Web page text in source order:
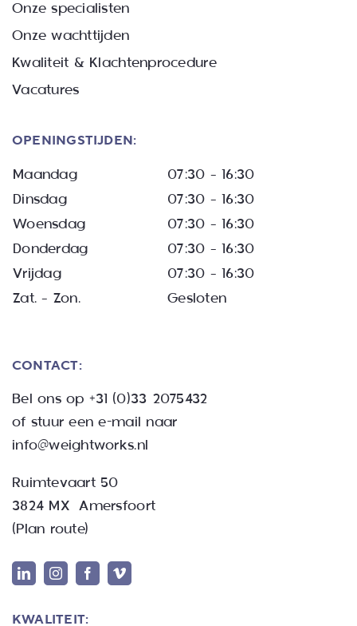
Onze specialisten
Onze wachttijden
Kwaliteit & Klachtenprocedure
Vacatures
OPENINGSTIJDEN:
Maandag
07:30 – 16:30
Dinsdag
07:30 – 16:30
Woensdag
07:30 – 16:30
Donderdag
07:30 – 16:30
Vrijdag
07:30 – 16:30
Zat. – Zon.
Gesloten
CONTACT:
Bel ons op +31 (0)33 2075432
of stuur een e-mail naar
info@weightworks.nl
Ruimtevaart 50
3824 MX Amersfoort
(Plan route)
KWALITEIT: